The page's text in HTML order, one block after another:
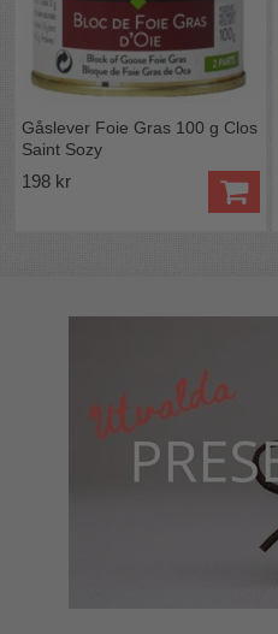
Gåslever Foie Gras 100 g Clos
Saint Sozy
198 kr